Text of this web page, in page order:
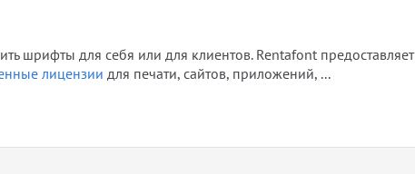
шрифты для себя или для клиентов. Rentafont предоставляет
лицензии для печати, сайтов, приложений, ...